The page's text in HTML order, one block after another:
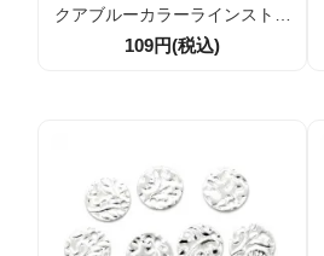
クアブルーカラーラインストー
ン付き 9.3mm アクセサリーパ
109円(税込)